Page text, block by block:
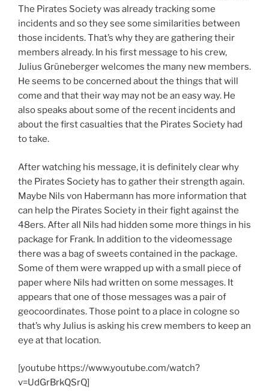
The Pirates Society was already tracking some
incidents and so they see some similarities between
those incidents. That’s why they are gathering their
members already. In his first message to his crew,
Julius Grüneberger welcomes the many new members.
He seems to be concerned about the things that will
come and that their way may not be an easy way. He
also speaks about some of the recent incidents and
about the first casualties that the Pirates Society had
to take.
After watching his message, it is definitely clear why
the Pirates Society has to gather their strength again.
Maybe Nils von Habermann has more information that
can help the Pirates Society in their fight against the
48ers. After all Nils had hidden some more things in his
package for Frank. In addition to the videomessage
there was a bag of sweets contained in the package.
Some of them were wrapped up with a small piece of
paper where Nils had written on some messages. It
appears that one of those messages was a pair of
geocoordinates. Those point to a place in cologne so
that’s why Julius is asking his crew members to keep an
eye at that location.
[youtube https://www.youtube.com/watch?
v=UdGrBrkQSrQ]